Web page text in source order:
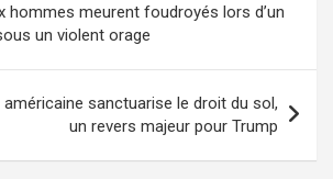
hommes meurent foudroyés lors d’un
un violent orage
sanctuarise le droit du sol,
un revers majeur pour Trump